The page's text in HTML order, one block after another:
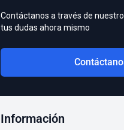
Contáctanos a través de
tus dudas ahora mismo
Información